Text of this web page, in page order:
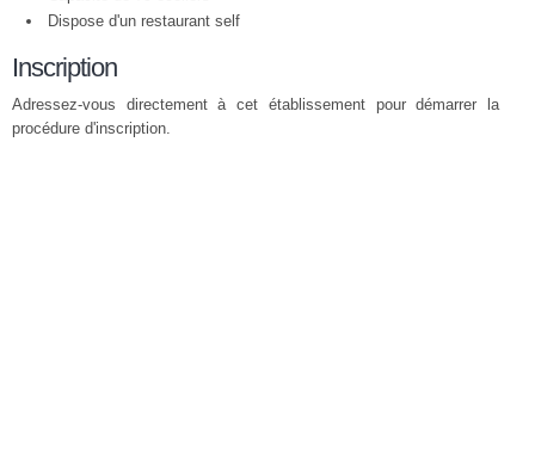
Dispose d'un restaurant self
Inscription
Adressez-vous directement à cet établissement pour démarrer la
procédure d'inscription.